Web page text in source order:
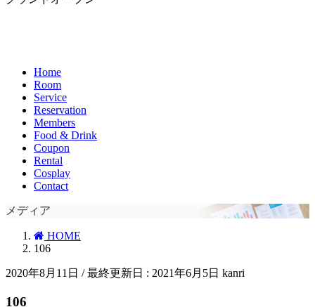
Home
Room
Service
Reservation
Members
Food & Drink
Coupon
Rental
Cosplay
Contact
メディア
HOME
106
2020年8月11日 / 最終更新日 : 2021年6月5日 kanri
106